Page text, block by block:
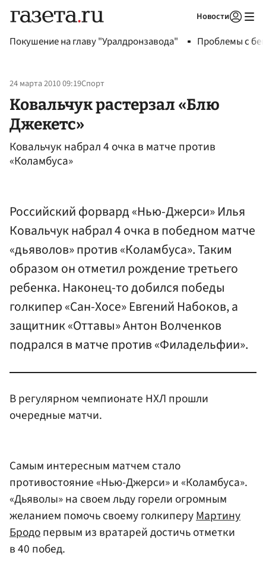
Новости
Покушение на главу "Уралдронзавода" Проблемы с
24 марта 2010 09:19Спорт
Ковальчук растерзал «Блю
Джекетс»
Ковальчук набрал 4 очка в матче против
«Коламбуса»
Российский форвард «Нью-Джерси» Илья
Ковальчук набрал 4 очка в победном матче
«дьяволов» против «Коламбуса». Таким
образом он отметил рождение третьего
ребенка. Наконец-то добился победы
голкипер «Сан-Хосе» Евгений Набоков, а
защитник «Оттавы» Антон Волченков
подрался в матче против «Филадельфии».
В регулярном чемпионате НХЛ прошли
очередные матчи.
Самым интересным матчем стало
противостояние «Нью-Джерси» и «Коламбуса».
«Дьяволы» на своем льду горели огромным
желанием помочь своему голкиперуМартину
Бродопервым из вратарей достичь отметки
в 40 побед.